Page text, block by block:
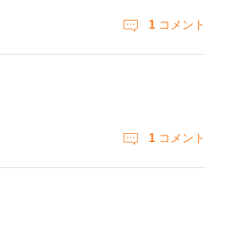
1 コメント
1 コメント